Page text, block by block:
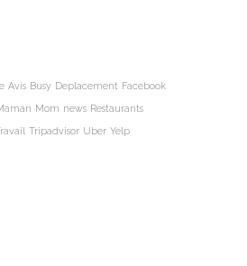
Avis Busy Deplacement Facebook
Mom news Restaurants
Tripadvisor Uber Yelp